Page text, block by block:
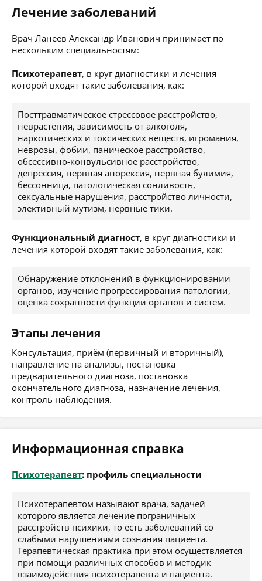
Лечение заболеваний
Врач Ланеев Александр Иванович принимает по
нескольким специальностям:
Психотерапевт, в круг диагностики и лечения
которой входят такие заболевания, как:
Посттравматическое стрессовое расстройство,
неврастения, зависимость от алкоголя,
наркотических и токсических веществ, игромания,
неврозы, фобии, паническое расстройство,
обсессивно-конвульсивное расстройство,
депрессия, нервная анорексия, нервная булимия,
бессонница, патологическая сонливость,
сексуальные нарушения, расстройство личности,
элективный мутизм, нервные тики.
Функциональный диагност, в круг диагностики и
лечения которой входят такие заболевания, как:
Обнаружение отклонений в функционировании
органов, изучение прогрессирования патологии,
оценка сохранности функции органов и систем.
Этапы лечения
Консультация, приём (первичный и вторичный),
направление на анализы, постановка
предварительного диагноза, постановка
окончательного диагноза, назначение лечения,
контроль наблюдения.
Информационная справка
Психотерапевт: профиль специальности
Психотерапевтом называют врача, задачей
которого является лечение пограничных
расстройств психики, то есть заболеваний со
слабыми нарушениями сознания пациента.
Терапевтическая практика при этом осуществляется
при помощи различных способов и методик
взаимодействия психотерапевта и пациента.